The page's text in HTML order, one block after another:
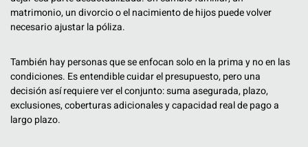
matrimonio, un divorcio o el nacimiento de hijos puede volver
necesario ajustar la póliza.
También hay personas que se enfocan solo en la prima y no en las
condiciones. Es entendible cuidar el presupuesto, pero una
decisión así requiere ver el conjunto: suma asegurada, plazo,
exclusiones, coberturas adicionales y capacidad real de pago a
largo plazo.